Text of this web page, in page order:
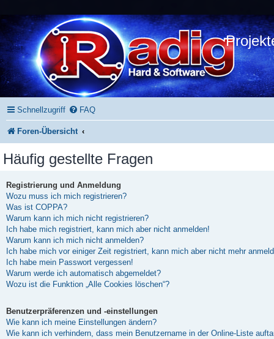
Schnellzugriff FAQ
Foren-Übersicht
Häufig gestellte Fragen
Registrierung und Anmeldung
Wozu muss ich mich registrieren?
Was ist COPPA?
Warum kann ich mich nicht registrieren?
Ich habe mich registriert, kann mich aber nicht anmelden!
Warum kann ich mich nicht anmelden?
Ich habe mich vor einiger Zeit registriert, kann mich aber nicht mehr
Ich habe mein Passwort vergessen!
Warum werde ich automatisch abgemeldet?
Wozu ist die Funktion „Alle Cookies löschen“?
Benutzerpräferenzen und -einstellungen
Wie kann ich meine Einstellungen ändern?
Wie kann ich verhindern, dass mein Benutzername in der Online-Liste